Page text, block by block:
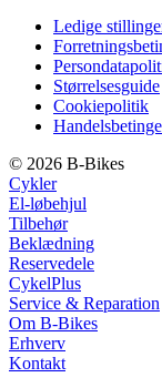
Ledige
Størrelsesguide
Cookiepolitik
© 2026 B-Bikes
Cykler
El-løbehjul
Tilbehør
Beklædning
Reservedele
CykelPlus
Service & Reparation
Om B-Bikes
Erhverv
Kontakt